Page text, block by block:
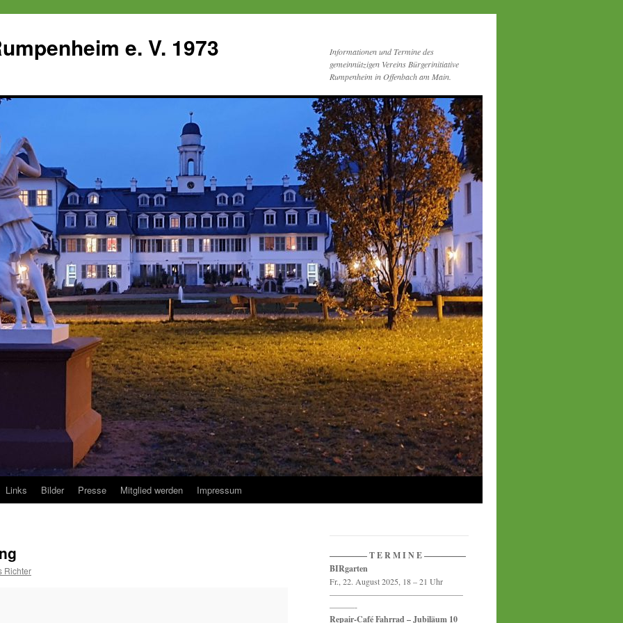
e. V. 1973
Informationen und Termine des
gemeinnützigen Vereins Bürgerinitiative
Rumpenheim in Offenbach am Main.
Links Bilder Presse Mitglied werden Impressum
Richter
————– T E R M I N E —————
BIRgarten
Fr., 22. August 2025, 18 – 21 Uhr
————————————————
———-
Repair-Café Fahrrad – Jubiläum 10